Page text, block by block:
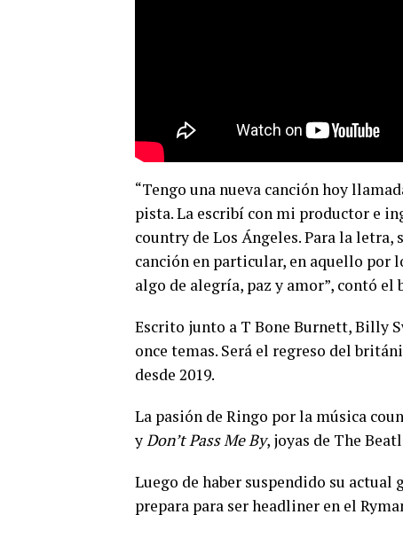
“Tengo una nueva canción hoy
pista. La escribí con mi productor e
country de Los Ángeles. Para la
canción en particular, en aquello por
algo de alegría, paz y amor”, contó el
Escrito junto a T Bone Burnett, Billy
once temas. Será el regreso del
desde 2019.
La pasión de Ringo por la música
yDon’t Pass Me By, joyas de The
Luego de haber suspendido su
prepara para ser headliner en el